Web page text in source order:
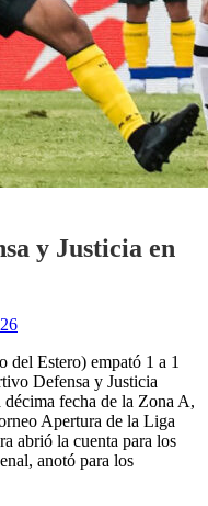
y Justicia en
Estero) empató 1 a 1
Defensa y Justicia
fecha de la Zona A,
Apertura de la Liga
abrió la cuenta para los
anotó para los